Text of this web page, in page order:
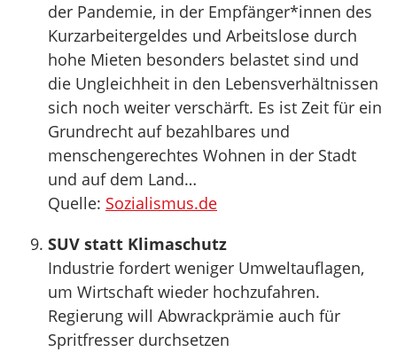
der Pandemie, in der Empfänger*innen des
Kurzarbeitergeldes und Arbeitslose durch
hohe Mieten besonders belastet sind und
die Ungleichheit in den Lebensverhältnissen
sich noch weiter verschärft. Es ist Zeit für ein
Grundrecht auf bezahlbares und
menschengerechtes Wohnen in der Stadt
und auf dem Land…
Quelle: Sozialismus.de
SUV statt Klimaschutz
Industrie fordert weniger Umweltauflagen,
um Wirtschaft wieder hochzufahren.
Regierung will Abwrackprämie auch für
Spritfresser durchsetzen